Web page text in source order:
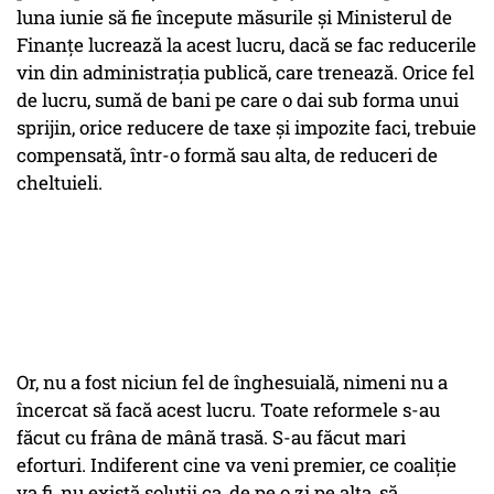
luna iunie să fie începute măsurile și Ministerul de
Finanțe lucrează la acest lucru, dacă se fac reducerile
vin din administrația publică, care trenează. Orice fel
de lucru, sumă de bani pe care o dai sub forma unui
sprijin, orice reducere de taxe și impozite faci, trebuie
compensată, într-o formă sau alta, de reduceri de
cheltuieli.
Or, nu a fost niciun fel de înghesuială, nimeni nu a
încercat să facă acest lucru. Toate reformele s-au
făcut cu frâna de mână trasă. S-au făcut mari
eforturi. Indiferent cine va veni premier, ce coaliție